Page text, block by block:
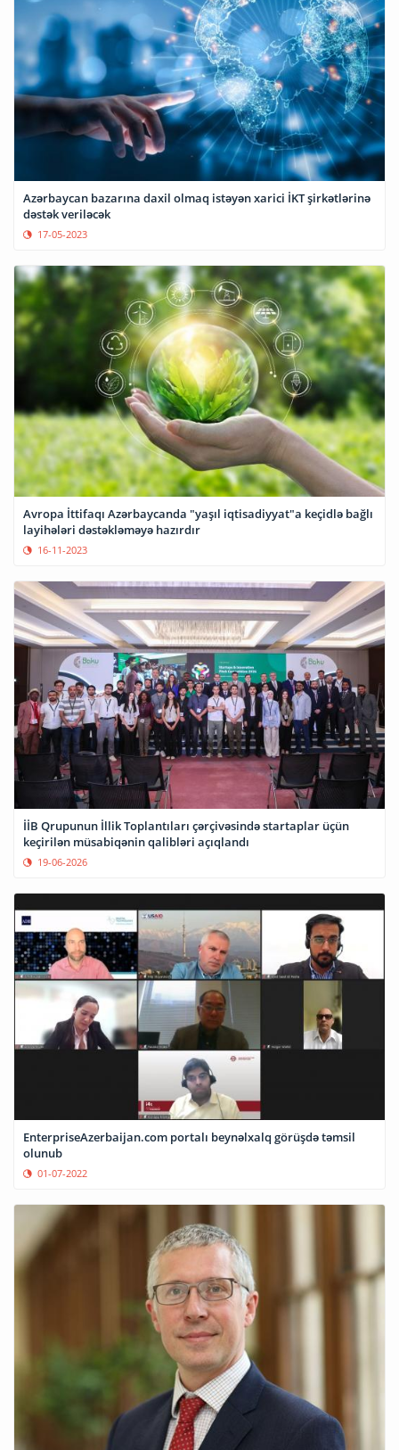
Azərbaycan bazarına daxil olmaq istəyən xarici İKT şirkətlərinə
dəstək veriləcək
17-05-2023
Avropa İttifaqı Azərbaycanda "yaşıl iqtisadiyyat"a keçidlə bağlı
layihələri dəstəkləməyə hazırdır
16-11-2023
İİB Qrupunun İllik Toplantıları çərçivəsində startaplar üçün
keçirilən müsabiqənin qalibləri açıqlandı
19-06-2026
EnterpriseAzerbaijan.com portalı beynəlxalq görüşdə təmsil
olunub
01-07-2022